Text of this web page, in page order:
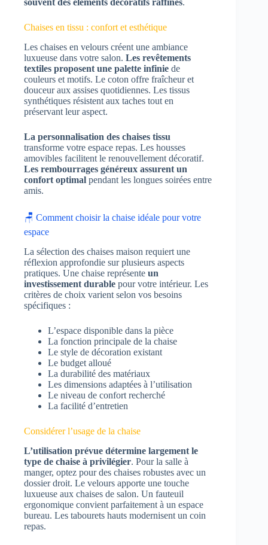
souvent des éléments décoratifs raffinés.
Chaises en tissu : confort et esthétique
Les chaises en velours créent une ambiance
luxueuse dans votre salon. Les revêtements
textiles proposent une palette infinie de
couleurs et motifs. Le coton offre fraîcheur et
douceur aux assises quotidiennes. Les tissus
synthétiques résistent aux taches tout en
préservant leur aspect.
La personnalisation des chaises tissu
transforme votre espace repas. Les housses
amovibles facilitent le renouvellement décoratif.
Les rembourrages généreux assurent un
confort optimal pendant les longues soirées entre
amis.
🪑 Comment choisir la chaise idéale pour votre
espace
La sélection des chaises maison requiert une
réflexion approfondie sur plusieurs aspects
pratiques. Une chaise représente un
investissement durable pour votre intérieur. Les
critères de choix varient selon vos besoins
spécifiques :
L’espace disponible dans la pièce
La fonction principale de la chaise
Le style de décoration existant
Le budget alloué
La durabilité des matériaux
Les dimensions adaptées à l’utilisation
Le niveau de confort recherché
La facilité d’entretien
Considérer l’usage de la chaise
L’utilisation prévue détermine largement le
type de chaise à privilégier. Pour la salle à
manger, optez pour des chaises robustes avec un
dossier droit. Le velours apporte une touche
luxueuse aux chaises de salon. Un fauteuil
ergonomique convient parfaitement à un espace
bureau. Les tabourets hauts modernisent un coin
repas.